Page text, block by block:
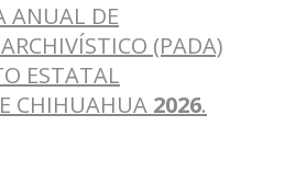
ANUAL DE
(PADA)
ESTATAL
CHIHUAHUA 2026.